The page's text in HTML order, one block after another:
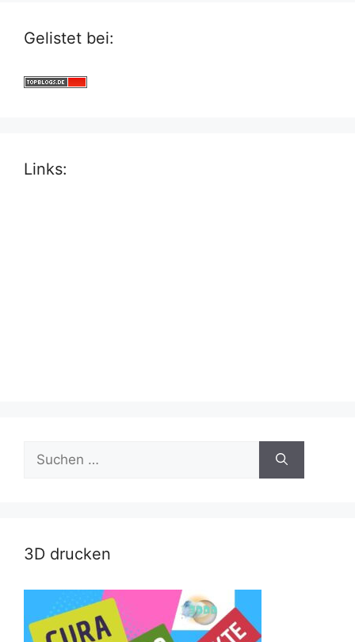
Gelistet bei:
Links:
Suche
nach:
3D drucken